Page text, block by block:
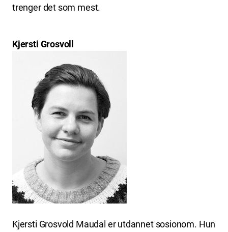
trenger det som mest.
Kjersti Grosvoll
Kjersti Grosvold Maudal er utdannet sosionom. Hun